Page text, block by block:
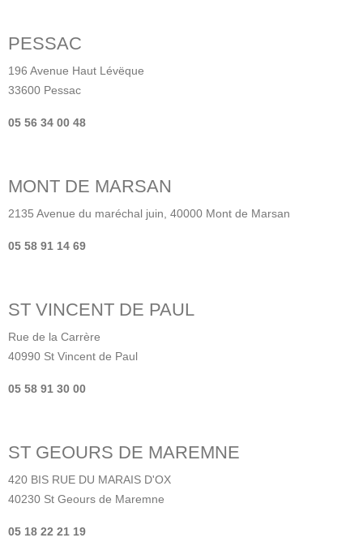
PESSAC
196 Avenue Haut Lévëque
33600 Pessac
05 56 34 00 48
MONT DE MARSAN
2135 Avenue du maréchal juin, 40000 Mont de Marsan
05 58 91 14 69
ST VINCENT DE PAUL
Rue de la Carrère
40990 St Vincent de Paul
05 58 91 30 00
ST GEOURS DE MAREMNE
420 BIS RUE DU MARAIS D'OX
40230 St Geours de Maremne
05 18 22 21 19